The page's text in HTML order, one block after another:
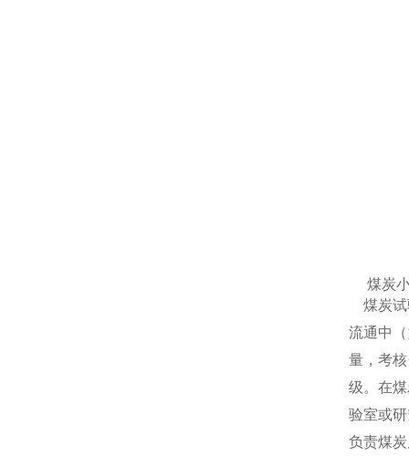
煤炭
煤炭试
流通中
量，考
级。在
验室或
负责煤